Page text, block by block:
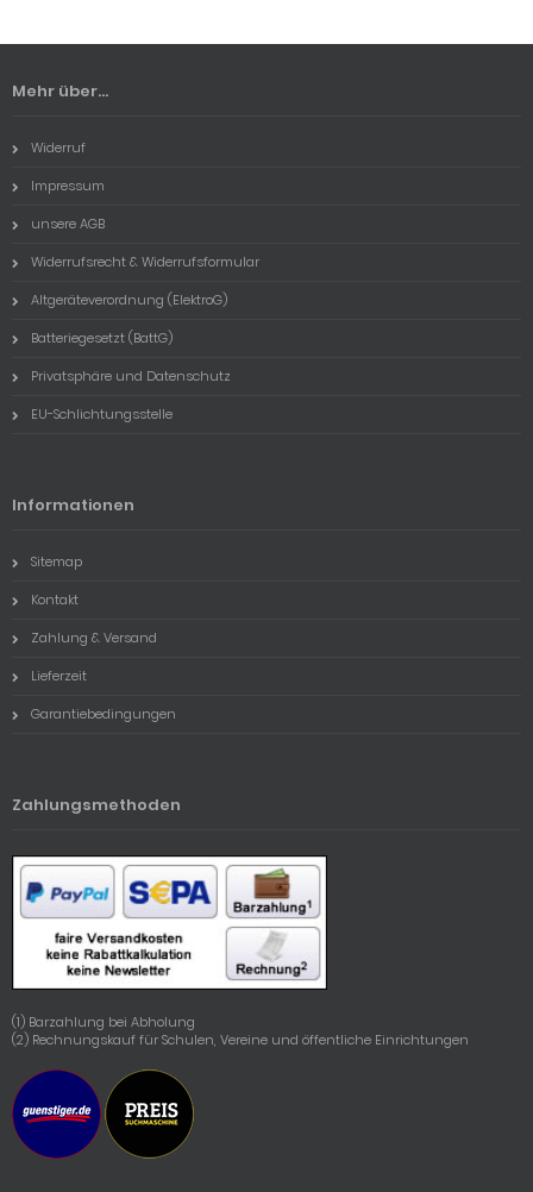
Mehr über...
Widerruf
Impressum
unsere AGB
Widerrufsrecht & Widerrufsformular
Altgeräteverordnung (ElektroG)
Batteriegesetzt (BattG)
Privatsphäre und Datenschutz
EU-Schlichtungsstelle
Informationen
Sitemap
Kontakt
Zahlung & Versand
Lieferzeit
Garantiebedingungen
Zahlungsmethoden
(1) Barzahlung bei Abholung
(2) Rechnungskauf für Schulen, Vereine und öffentliche Einrichtungen